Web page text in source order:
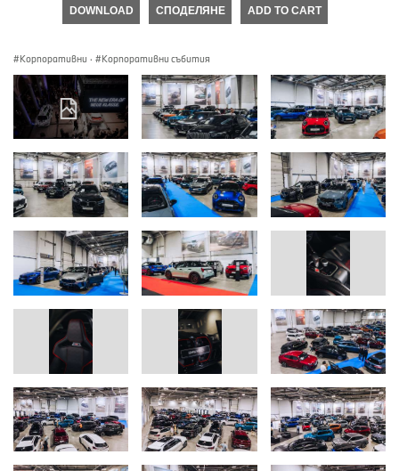
DOWNLOAD СПОДЕЛЯНЕ ADD TO CART
Корпоративни · Корпоративни събития